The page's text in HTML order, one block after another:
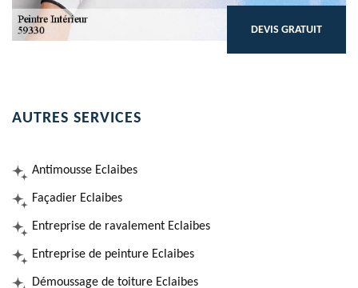
DEVIS GRATUIT
AUTRES SERVICES
Antimousse Eclaibes
Façadier Eclaibes
Entreprise de ravalement Eclaibes
Entreprise de peinture Eclaibes
Démoussage de toiture Eclaibes